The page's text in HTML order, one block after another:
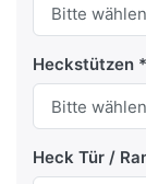
Heckstützen
Heck Tür /